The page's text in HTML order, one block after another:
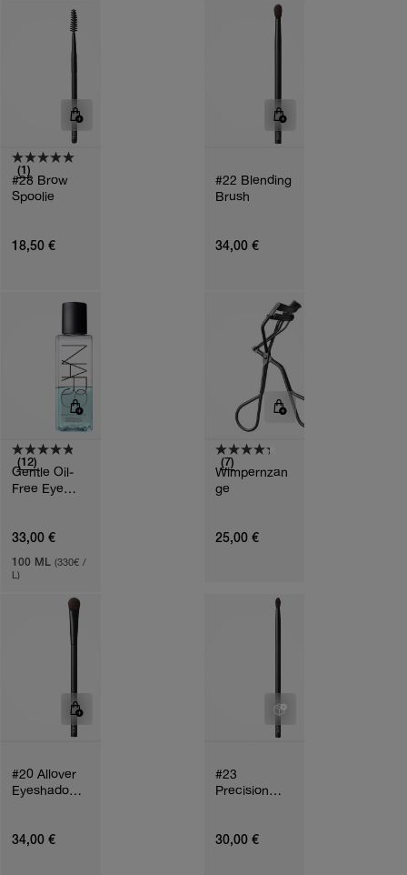
(1)
#28 Brow
Spoolie
18,50 €
#22 Blending
Brush
34,00 €
(12)
Gentle Oil-
Free Eye
33,00 €
100 ML (330€ /
L)
(7)
Wimpernzan
Ge
25,00 €
#20 Allover
Eyeshadow
34,00 €
#23
Precision
30,00 €